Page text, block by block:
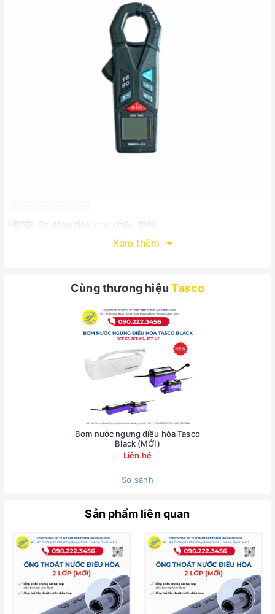
HDSD: Đo dòng điện xoay chiều 400A
Đo dòng điện xung kích
Kích thước: nhỏ gọn vừa túi
Xem thêm
Cùng thương hiệuTasco
Bơm nước ngưng điều hòa Tasco
Black (MỚI)
Liên hệ
So sánh
Sản phẩm liên quan